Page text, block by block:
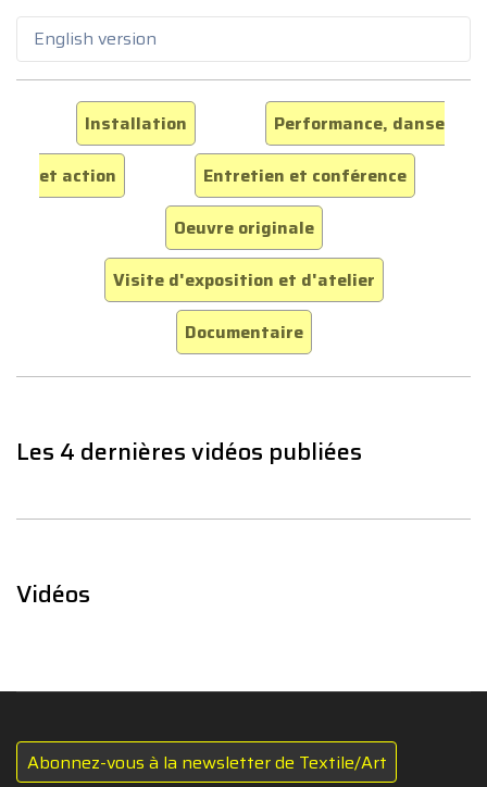
English version
Installation
Performance, danse
et action
Entretien et conférence
Oeuvre originale
Visite d'exposition et d'atelier
Documentaire
Les 4 dernières vidéos publiées
Vidéos
Abonnez-vous à la newsletter de Textile/Art